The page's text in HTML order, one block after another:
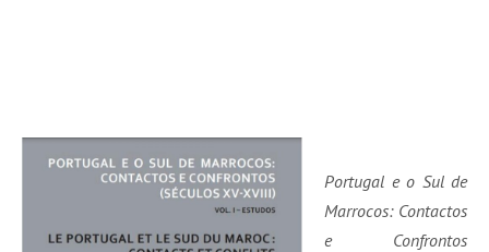
Portugal e o Sul de
Marrocos: Contactos
e Confrontos